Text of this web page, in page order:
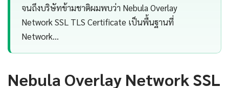
จนถึงบริษัทข้ามชาติผมพบว่า Nebula Overlay
Network SSL TLS Certificate เป็นพื้นฐานที่
Network…
Nebula Overlay Network SSL